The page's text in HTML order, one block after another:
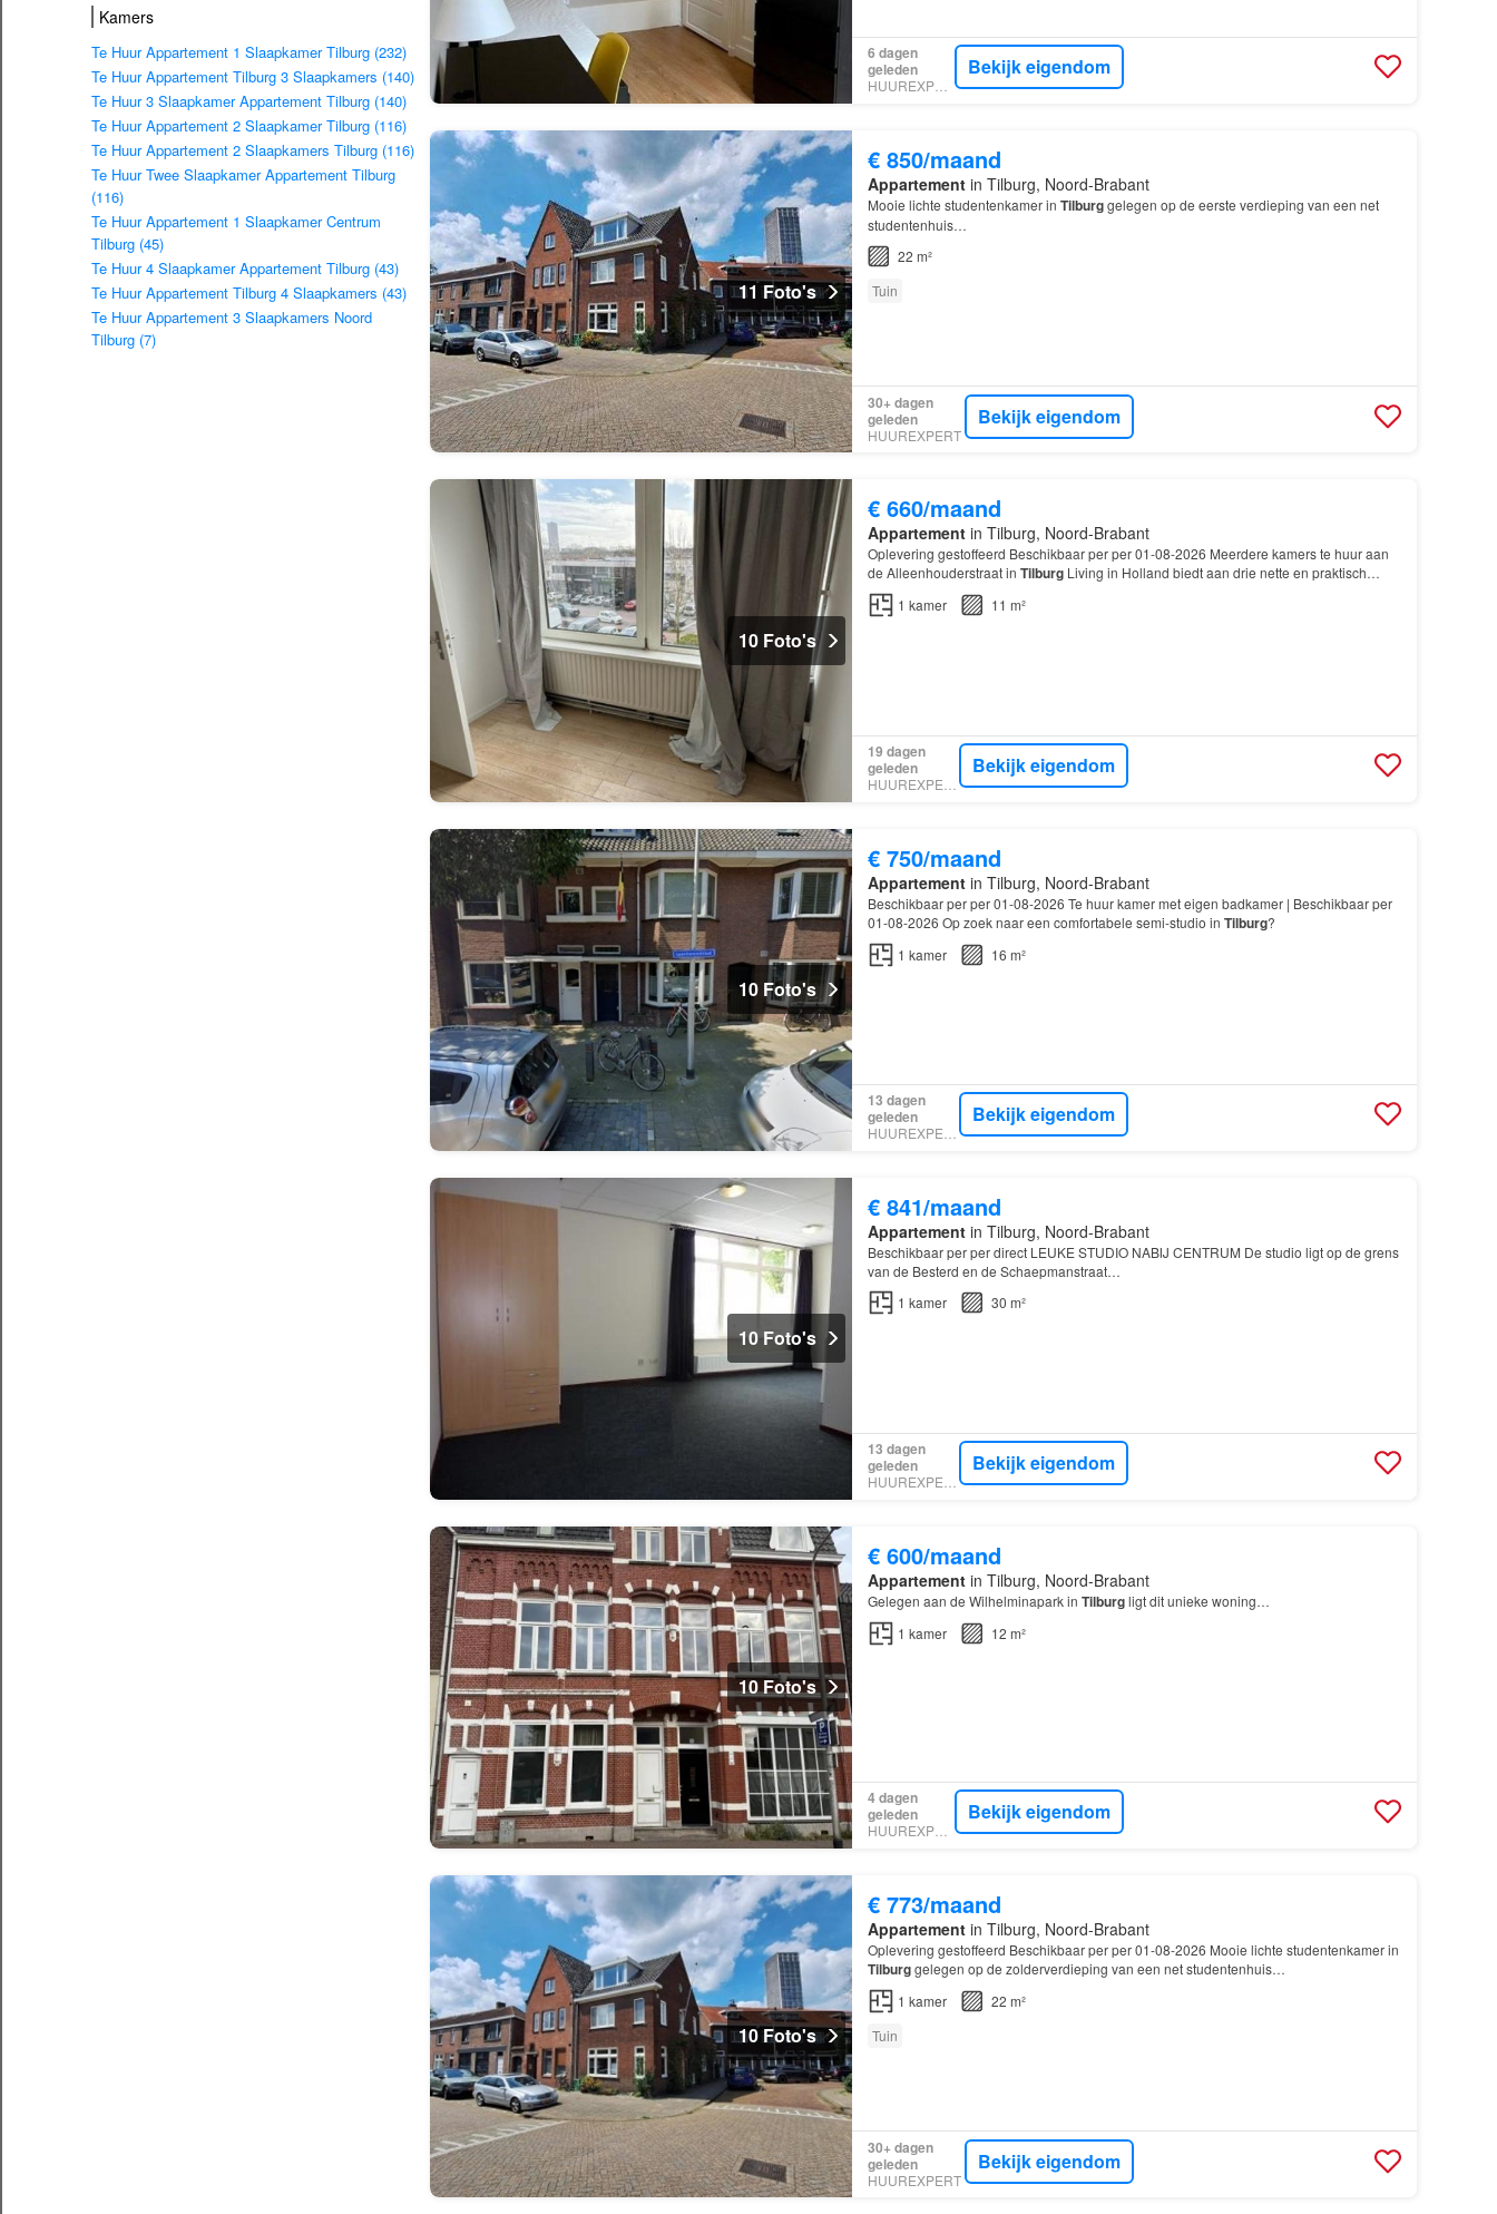
Kamers
Te Huur Appartement 1 Slaapkamer Tilburg (232)
Te Huur Appartement Tilburg 3 Slaapkamers (140)
Te Huur 3 Slaapkamer Appartement Tilburg (140)
Te Huur Appartement 2 Slaapkamer Tilburg (116)
Te Huur Appartement 2 Slaapkamers Tilburg (116)
Te Huur Twee Slaapkamer Appartement Tilburg
(116)
Te Huur Appartement 1 Slaapkamer Centrum
Tilburg (45)
Te Huur 4 Slaapkamer Appartement Tilburg (43)
Te Huur Appartement Tilburg 4 Slaapkamers (43)
Te Huur Appartement 3 Slaapkamers Noord
Tilburg (7)
6 dagen
geleden
HUUREXPERT
Bekijk eigendom
11 Foto's
€ 850/maand
Appartementin Tilburg, Noord-Brabant
Mooie lichte studentenkamer in Tilburggelegen op de eerste verdieping van een net
studentenhuis…
22 m²
Tuin
30+ dagen
geleden
HUUREXPERT
Bekijk eigendom
10 Foto's
€ 660/maand
Appartementin Tilburg, Noord-Brabant
Oplevering gestoffeerd Beschikbaar per per 01-08-2026 Meerdere kamers te huur aan
de Alleenhouderstraat in TilburgLiving in Holland biedt aan drie nette en praktisch
ingedeelde kamers in een rustig gelegen pand in
1 kamer 11 m²
19 dagen
geleden
Bekijk eigendom
10 Foto's
€ 750/maand
Appartementin Tilburg, Noord-Brabant
Beschikbaar per per 01-08-2026 Te huur kamer met eigen badkamer | Beschikbaar per
01-08-2026 Op zoek naar een comfortabele semi-studio in Tilburg?
1 kamer 16 m²
13 dagen
geleden
Bekijk eigendom
10 Foto's
€ 841/maand
Appartementin Tilburg, Noord-Brabant
Beschikbaar per per direct LEUKE STUDIO NABIJ CENTRUM De studio ligt op de grens
van de Besterd en de Schaepmanstraat…
1 kamer 30 m²
13 dagen
geleden
Bekijk eigendom
10 Foto's
€ 600/maand
Appartementin Tilburg, Noord-Brabant
Gelegen aan de Wilhelminapark in Tilburgligt dit unieke woning…
1 kamer 12 m²
4 dagen
geleden
HUUREXPERT
Bekijk eigendom
10 Foto's
€ 773/maand
Appartementin Tilburg, Noord-Brabant
Oplevering gestoffeerd Beschikbaar per per 01-08-2026 Mooie lichte studentenkamer in
Tilburggelegen op de zolderverdieping van een net studentenhuis…
1 kamer
22 m²
Tuin
30+ dagen
geleden
HUUREXPERT
Bekijk eigendom